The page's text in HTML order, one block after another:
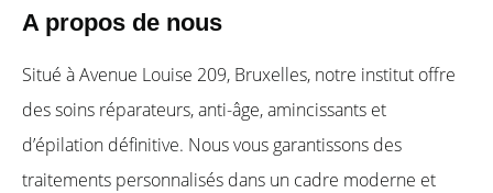
A propos de nous​
Situé à Avenue Louise 209, Bruxelles, notre institut offre
des soins réparateurs, anti-âge, amincissants et
d’épilation définitive. Nous vous garantissons des
traitements personnalisés dans un cadre moderne et